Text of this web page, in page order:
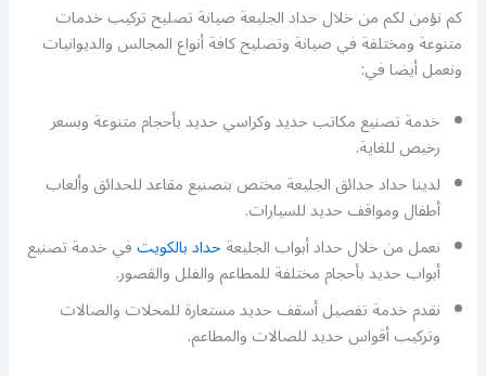
كم نؤمن لكم من خلال حداد الجليعة صيانة تصليح تركيب خدمات
متنوعة ومختلفة في صيانة وتصليح كافة أنواع المجالس والديوانيات
ونعمل أيضا في:
خدمة تصنيع مكاتب حديد وكراسي حديد بأحجام متنوعة وبسعر
رخيص للغاية.
لدينا حداد حدائق الجليعة مختص بتصنيع مقاعد للحدائق وألعاب
أطفال ومواقف حديد للسيارات.
نعمل من خلال حداد أبواب الجليعةحداد بالكويتفي خدمة تصنيع
أبواب حديد بأحجام مختلفة للمطاعم والفلل والقصور.
نقدم خدمة تفصيل أسقف حديد مستعارة للمحلات والصالات
وتركيب أقواس حديد للصالات والمطاعم.